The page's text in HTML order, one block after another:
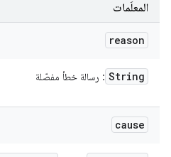
المعلَمات
reason
String : رسالة خطأ مفصّلة
cause